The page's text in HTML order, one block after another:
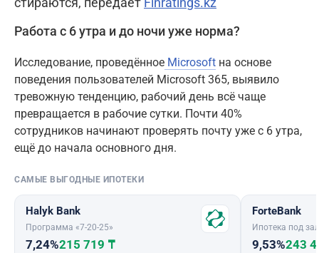
Работа с 6 утра и до ночи уже норма?
Исследование, проведённое Microsoft на основе
поведения пользователей Microsoft 365, выявило
тревожную тенденцию, рабочий день всё чаще
превращается в рабочие сутки. Почти 40%
сотрудников начинают проверять почту уже с 6 утра,
ещё до начала основного дня.
САМЫЕ ВЫГОДНЫЕ ИПОТЕКИ
Halyk Bank
Программа «7-20-25»
7,24%215 719 ₸
ForteBank
Ипотека под
9,53%243